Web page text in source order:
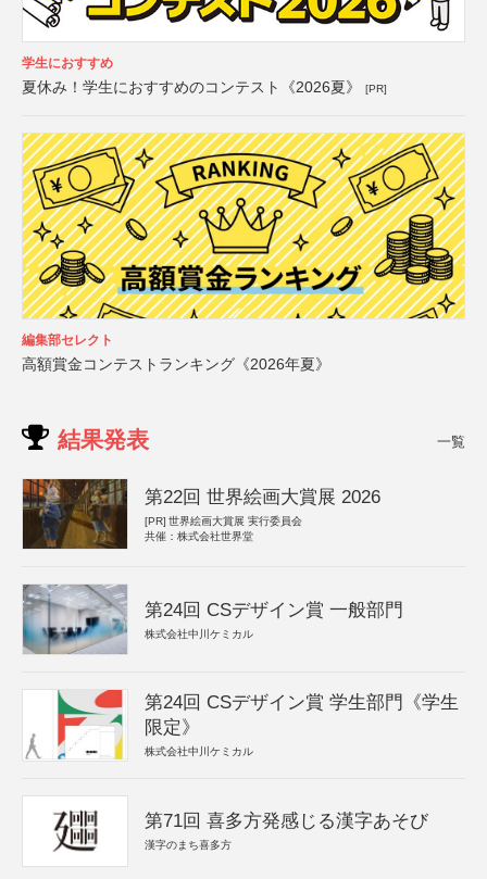
学生におすすめ
夏休み！学生におすすめのコンテスト《2026夏》 [PR]
編集部セレクト
高額賞金コンテストランキング《2026年夏》
結果発表 一覧
第22回 世界絵画大賞展 2026
[PR] 世界絵画大賞展 実行委員会
共催：株式会社世界堂
第24回 CSデザイン賞 一般部門
株式会社中川ケミカル
第24回 CSデザイン賞 学生部門《学生
限定》
株式会社中川ケミカル
第71回 喜多方発感じる漢字あそび
漢字のまち喜多方